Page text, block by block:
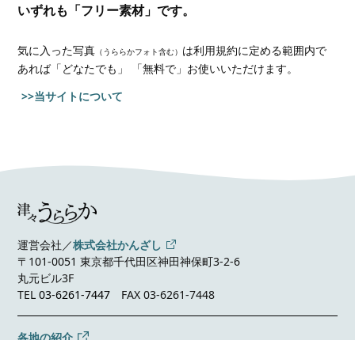
いずれも「フリー素材」です。
気に入った写真 （うららかフォト含む） は利用規約に定める範囲内で
あれば「どなたでも」 「無料で」お使いいただけます。
>>当サイトについて
運営会社／株式会社かんざし
〒101-0051 東京都千代田区神田神保町3-2-6
丸元ビル3F
TEL03-6261-7447 FAX 03-6261-7448